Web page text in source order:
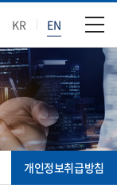
KR EN
개인정보취급방침